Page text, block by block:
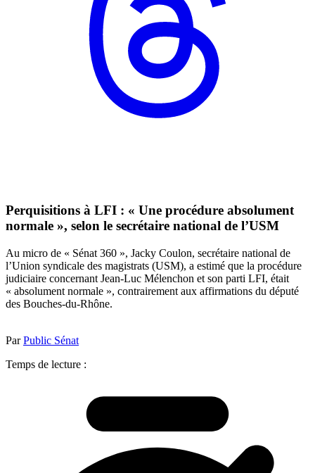
Perquisitions à LFI : « Une procédure absolument
normale », selon le secrétaire national de l’USM
Au micro de « Sénat 360 », Jacky Coulon, secrétaire national de
l’Union syndicale des magistrats (USM), a estimé que la procédure
judiciaire concernant Jean-Luc Mélenchon et son parti LFI, était
« absolument normale », contrairement aux affirmations du député
des Bouches-du-Rhône.
ParPublic Sénat
Temps de lecture :